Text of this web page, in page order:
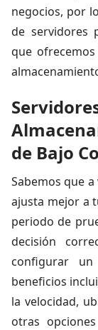
negocios, por
de servidores
que
de Bajo
Sabemos que
ajusta mejor a
periodo de
decisión
configurar
beneficios
la velocidad,
otras